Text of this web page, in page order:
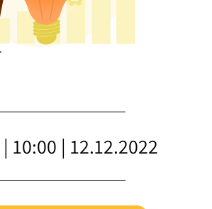
10:00 | 12.12.2022